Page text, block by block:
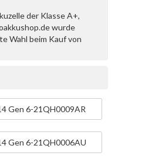
der Klasse A+,
wurde
Wahl beim Kauf von
Gen 6-21QH0009AR
Gen 6-21QH0006AU